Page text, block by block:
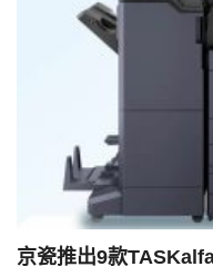
京瓷推出9款